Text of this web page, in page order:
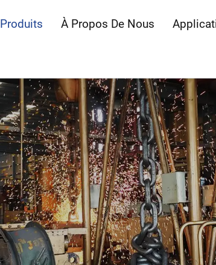
Produits À Propos De Nous